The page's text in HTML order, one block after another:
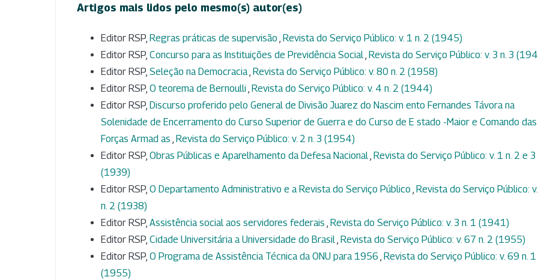
Artigos mais lidos pelo mesmo(s) autor(es)
Editor RSP, Regras práticas de supervisão , Revista do Serviço Público: v. 1 n. 2 (1945)
Editor RSP, Concurso para as Instituições de Previdência Social, Revista do Serviço Público: v. 3 n. 3
Editor RSP, Seleção na Democracia, Revista do Serviço Público: v. 80 n. 2 (1958)
Editor RSP, O teorema de Bernoulli, Revista do Serviço Público: v. 4 n. 2 (1944)
Editor RSP, Discurso proferido pelo General de Divisão Juarez do Nascim ento Fernandes Távora na
Solenidade de Encerramento do Curso Superior de Guerra e do Curso de E stado -Maior e Comando das
Forças Armad as , Revista do Serviço Público: v. 2 n. 3 (1954)
Editor RSP, Obras Públicas e Aparelhamento da Defesa Nacional, Revista do Serviço Público: v. 1 n. 2 e 3
(1939)
Editor RSP, O Departamento Administrativo e a Revista do Serviço Público , Revista do Serviço Público:
n. 2 (1938)
Editor RSP, Assistência social aos servidores federais , Revista do Serviço Público: v. 3 n. 1 (1941)
Editor RSP, Cidade Universitária a Universidade do Brasil, Revista do Serviço Público: v. 67 n. 2 (1955)
Editor RSP, O Programa de Assistência Técnica da ONU para 1956 , Revista do Serviço Público: v. 69 n. 1
(1955)